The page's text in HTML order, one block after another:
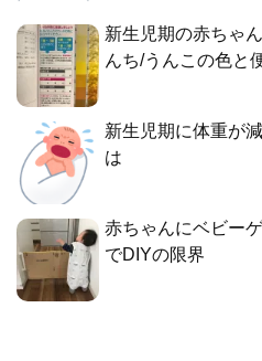
新生児期の赤ちゃ
んち/うんこの色と
新生児期に体重が
は
赤ちゃんにベビー
でDIYの限界